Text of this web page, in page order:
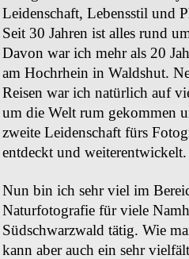
Leidenschaft, Lebensstil und
Seit 30 Jahren ist alles rund
Davon war ich mehr als 20
am Hochrhein in Waldshut.
Reisen war ich natürlich auf
um die Welt rum gekommen
zweite Leidenschaft fürs
entdeckt und weiterentwickelt.
Nun bin ich sehr viel im
Naturfotografie für viele
Südschwarzwald tätig. Wie
kann aber auch ein sehr